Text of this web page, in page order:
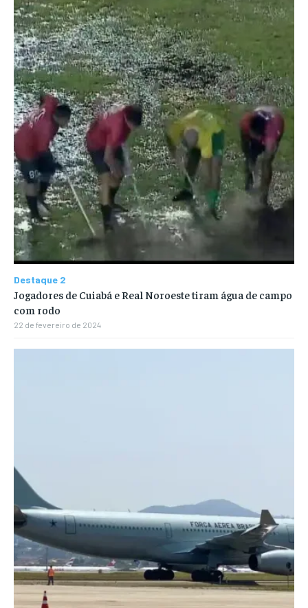
Destaque 2
Jogadores de Cuiabá e Real Noroeste tiram água de campo
com rodo
22 de fevereiro de 2024